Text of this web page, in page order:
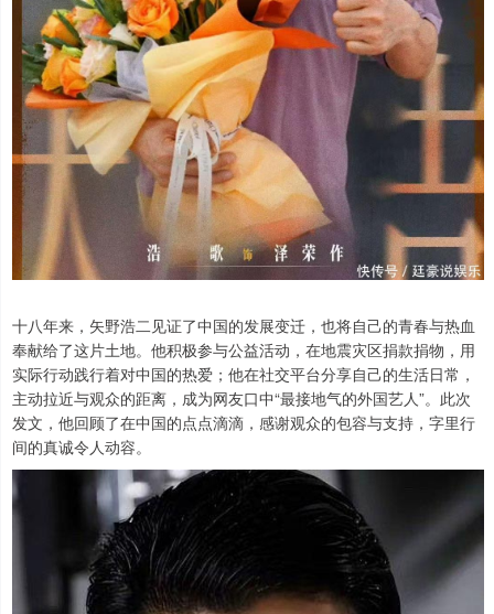
十八年来，矢野浩二见证了中国的发展变迁，也将自己的青春与热血
奉献给了这片土地。他积极参与公益活动，在地震灾区捐款捐物，用
实际行动践行着对中国的热爱；他在社交平台分享自己的生活日常，
主动拉近与观众的距离，成为网友口中“最接地气的外国艺人”。此次
发文，他回顾了在中国的点点滴滴，感谢观众的包容与支持，字里行
间的真诚令人动容。